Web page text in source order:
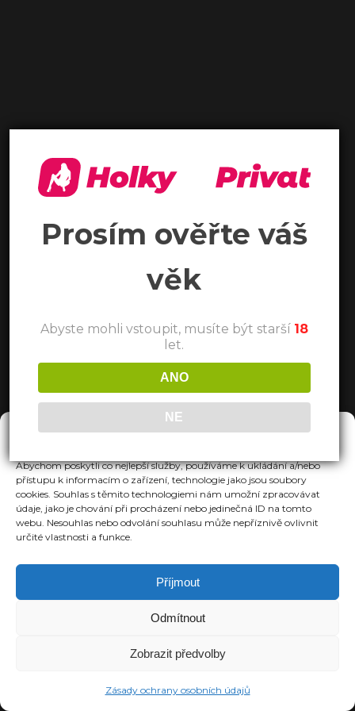
Spravovat Souhlas
Abychom poskytli co nejlepší služby, používáme k ukládání a/nebo
přístupu k informacím o zařízení, technologie jako jsou soubory
cookies. Souhlas s těmito technologiemi nám umožní zpracovávat
údaje, jako je chování při procházení nebo jedinečná ID na tomto
webu. Nesouhlas nebo odvolání souhlasu může nepříznivě ovlivnit
určité vlastnosti a funkce.
Příjmout
Odmítnout
Zobrazit předvolby
Zásady ochrany osobních údajů
Prosím ověřte váš
věk
Abyste mohli vstoupit, musíte být starší 18
let.
ANO
NE